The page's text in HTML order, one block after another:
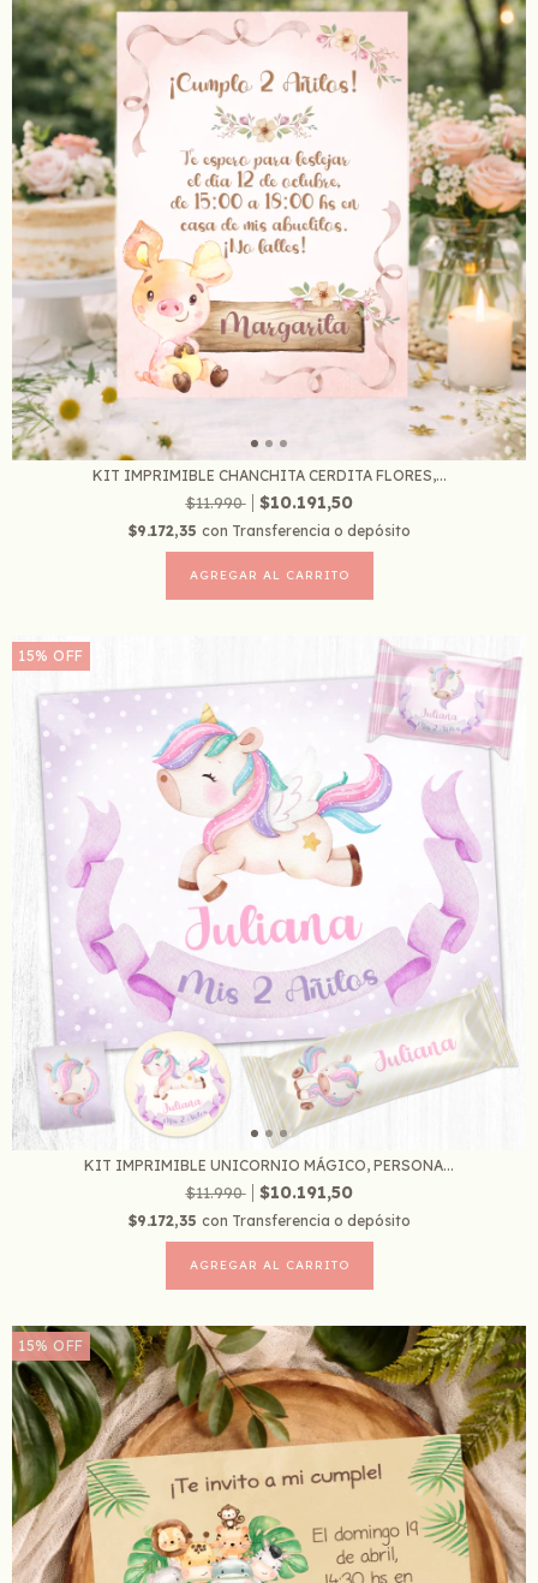
KIT IMPRIMIBLE CHANCHITA CERDITA FLORES,...
$11.990
$10.191,50
$9.172,35 con Transferencia o depósito
15% OFF
KIT IMPRIMIBLE UNICORNIO MÁGICO, PERSONA...
$11.990
$10.191,50
$9.172,35 con Transferencia o depósito
15% OFF